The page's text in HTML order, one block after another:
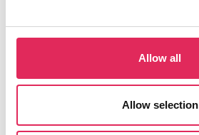
Allow all
Allow selection
Aktiviteter
Kurser
Litteraturoversigt